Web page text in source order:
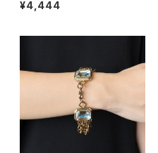
¥4,444